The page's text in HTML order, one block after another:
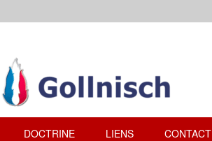
DOCTRINE LIENS CONTACT